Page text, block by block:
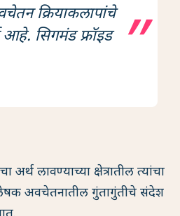
क्रियाकलापांचे
आहे. सिगमंड फ्रॉइड
अर्थ लावण्याच्या क्षेत्रातील त्यांचा
अवचेतनातील गुंतागुंतीचे संदेश